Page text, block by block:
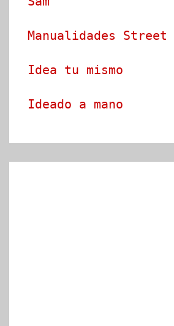
Manualidades Street
Idea tu mismo
Ideado a mano